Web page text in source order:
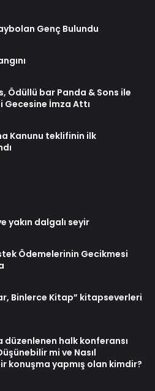
Genç Bulundu
Ödüllü bar Panda & Sons ile
İmza Attı
Kanunu teklifinin ilk
yakın dalgalı seyir
Ödemelerinin Gecikmesi
Binlerce Kitap” kitapseverleri
düzenlenen halk konferansı
mi ve Nasıl
konuşma yapmış olan kimdir?